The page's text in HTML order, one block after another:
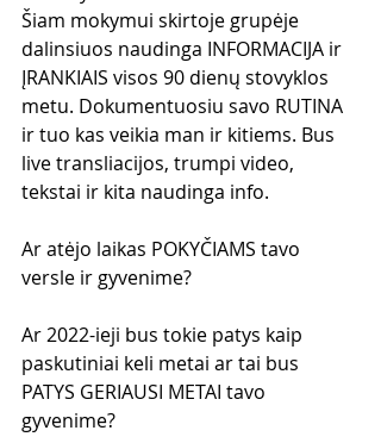
Šiam mokymui skirtoje grupėje
dalinsiuos naudinga INFORMACIJA ir
ĮRANKIAIS visos 90 dienų stovyklos
metu. Dokumentuosiu savo RUTINA
ir tuo kas veikia man ir kitiems. Bus
live transliacijos, trumpi video,
tekstai ir kita naudinga info.
Ar atėjo laikas POKYČIAMS tavo
versle ir gyvenime?
Ar 2022-ieji bus tokie patys kaip
paskutiniai keli metai ar tai bus
PATYS GERIAUSI METAI tavo
gyvenime?